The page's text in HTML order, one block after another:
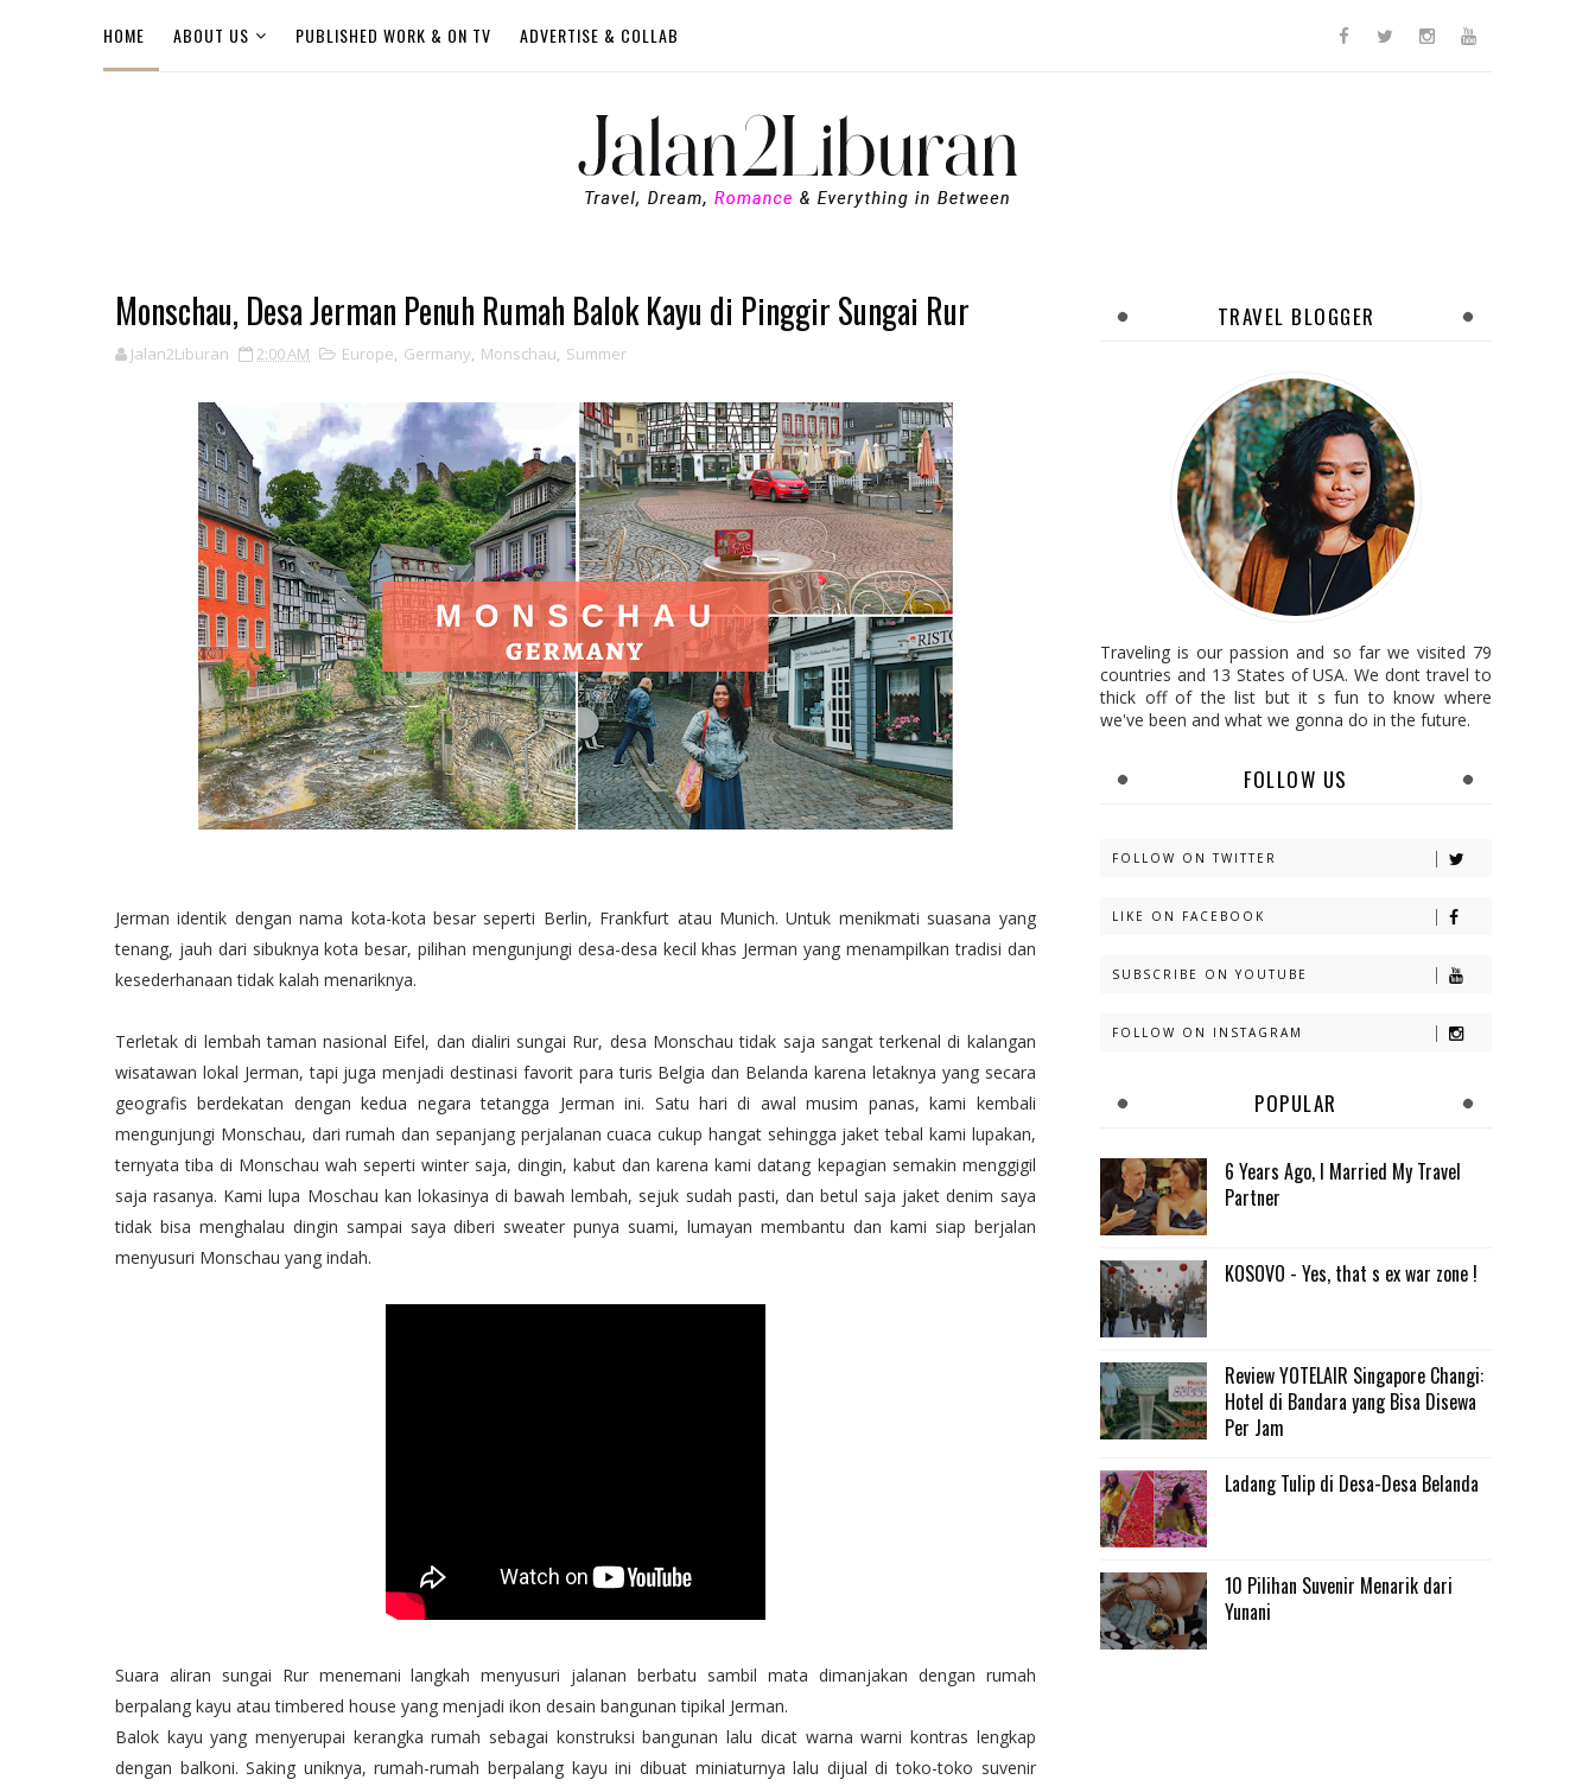
HOME ABOUT US PUBLISHED WORK & ON TV ADVERTISE & COLLAB
Monschau, Desa Jerman Penuh Rumah Balok Kayu di Pinggir Sungai Rur
Jalan2Liburan 2:00 AM Europe, Germany, Monschau, Summer
Jerman identik dengan nama kota-kota besar seperti Berlin, Frankfurt atau Munich. Untuk menikmati suasana yang
tenang, jauh dari sibuknya kota besar, pilihan mengunjungi desa-desa kecil khas Jerman yang menampilkan tradisi dan
kesederhanaan tidak kalah menariknya.
Terletak di lembah taman nasional Eifel, dan dialiri sungai Rur, desa Monschau tidak saja sangat terkenal di kalangan
wisatawan lokal Jerman, tapi juga menjadi destinasi favorit para turis Belgia dan Belanda karena letaknya yang secara
geografis berdekatan dengan kedua negara tetangga Jerman ini. Satu hari di awal musim panas, kami kembali
mengunjungi Monschau, dari rumah dan sepanjang perjalanan cuaca cukup hangat sehingga jaket tebal kami lupakan,
ternyata tiba di Monschau wah seperti winter saja, dingin, kabut dan karena kami datang kepagian semakin menggigil
saja rasanya. Kami lupa Moschau kan lokasinya di bawah lembah, sejuk sudah pasti, dan betul saja jaket denim saya
tidak bisa menghalau dingin sampai saya diberi sweater punya suami, lumayan membantu dan kami siap berjalan
menyusuri Monschau yang indah.
Suara aliran sungai Rur menemani langkah menyusuri jalanan berbatu sambil mata dimanjakan dengan rumah
berpalang kayu atau timbered house yang menjadi ikon desain bangunan tipikal Jerman.
Balok kayu yang menyerupai kerangka rumah sebagai konstruksi bangunan lalu dicat warna warni kontras lengkap
dengan balkoni. Saking uniknya, rumah-rumah berpalang kayu ini dibuat miniaturnya lalu dijual di toko-toko suvenir
TRAVEL BLOGGER
Traveling is our passion and so far we visited 79
countries and 13 States of USA. We dont travel to
thick off of the list but it s fun to know where
we've been and what we gonna do in the future.
FOLLOW US
FOLLOW ON TWITTER
LIKE ON FACEBOOK
SUBSCRIBE ON YOUTUBE
FOLLOW ON INSTAGRAM
POPULAR
6 Years Ago, I Married My Travel
Partner
KOSOVO - Yes, that s ex war zone !
Review YOTELAIR Singapore Changi:
Hotel di Bandara yang Bisa Disewa
Per Jam
Ladang Tulip di Desa-Desa Belanda
10 Pilihan Suvenir Menarik dari
Yunani